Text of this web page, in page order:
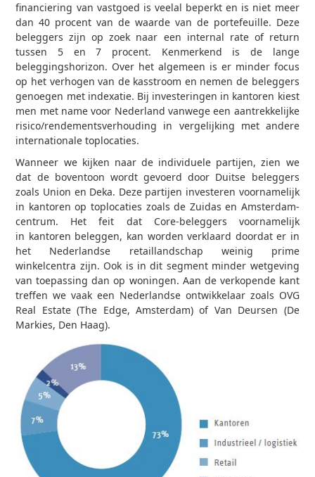
financiering van vastgoed is veelal beperkt en is niet meer
dan 40 procent van de waarde van de portefeuille. Deze
beleggers zijn op zoek naar een internal rate of return
tussen 5 en 7 procent. Kenmerkend is de lange
beleggingshorizon. Over het algemeen is er minder focus
op het verhogen van de kasstroom en nemen de beleggers
genoegen met indexatie. Bij investeringen in kantoren kiest
men met name voor Nederland vanwege een aantrekkelijke
risico/rendementsverhouding in vergelijking met andere
internationale toplocaties.
Wanneer we kijken naar de individuele partijen, zien we
dat de boventoon wordt gevoerd door Duitse beleggers
zoals Union en Deka. Deze partijen investeren voornamelijk
in kantoren op toplocaties zoals de Zuidas en Amsterdam-
centrum. Het feit dat Core-beleggers voornamelijk
in kantoren beleggen, kan worden verklaard doordat er in
het Nederlandse retaillandschap weinig prime
winkelcentra zijn. Ook is in dit segment minder wetgeving
van toepassing dan op woningen. Aan de verkopende kant
treffen we vaak een Nederlandse ontwikkelaar zoals OVG
Real Estate (The Edge, Amsterdam) of Van Deursen (De
Markies, Den Haag).